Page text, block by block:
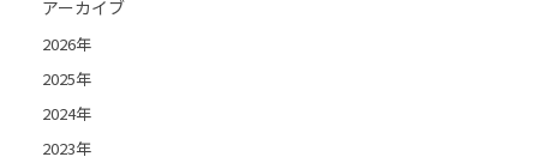
アーカイブ
2026年
2025年
2024年
2023年